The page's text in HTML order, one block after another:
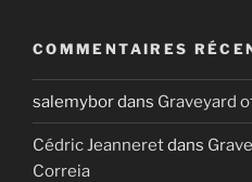
COMMENTAIRES
salemybordans Graveyard
Cédric Jeanneretdans
Correia